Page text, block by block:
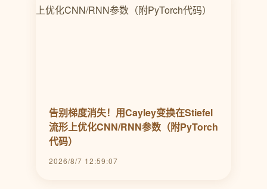
告别梯度消失！用Cayley变换在Stiefel
流形上优化CNN/RNN参数（附PyTorch
代码）
2026/8/7 12:59:07